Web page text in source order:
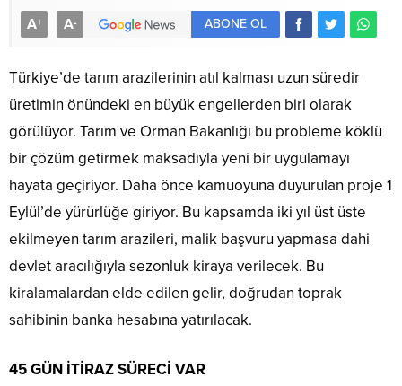
A+ A- ABONE OL
Türkiye’de tarım arazilerinin atıl kalması uzun süredir
üretimin önündeki en büyük engellerden biri olarak
görülüyor. Tarım ve Orman Bakanlığı bu probleme köklü
bir çözüm getirmek maksadıyla yeni bir uygulamayı
hayata geçiriyor. Daha önce kamuoyuna duyurulan proje 1
Eylül’de yürürlüğe giriyor. Bu kapsamda iki yıl üst üste
ekilmeyen tarım arazileri, malik başvuru yapmasa dahi
devlet aracılığıyla sezonluk kiraya verilecek. Bu
kiralamalardan elde edilen gelir, doğrudan toprak
sahibinin banka hesabına yatırılacak.
45 GÜN İTİRAZ SÜRECİ VAR